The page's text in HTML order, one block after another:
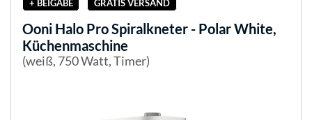
+ BEIGABE GRATIS VERSAND
Ooni Halo Pro Spiralkneter - Polar White,
Küchenmaschine
(weiß, 750 Watt, Timer)